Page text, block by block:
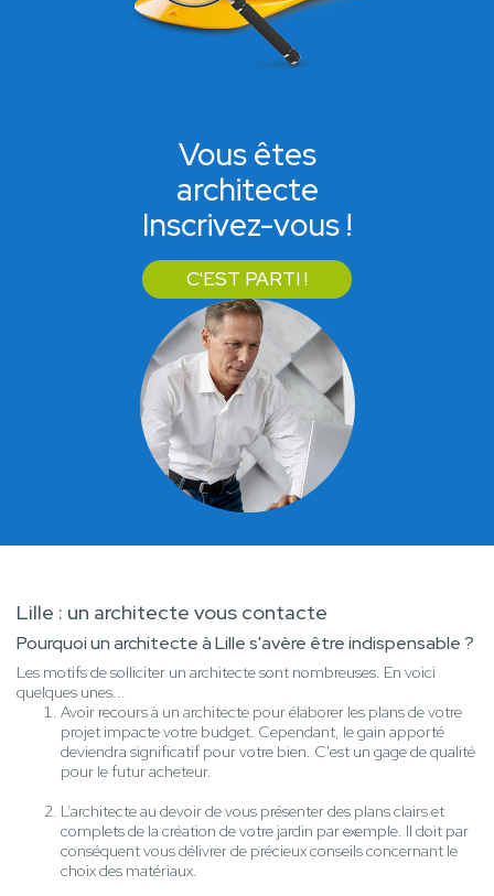
Vous êtes
architecte
Inscrivez-vous !
C'EST PARTI !
Lille : un architecte vous contacte
Pourquoi un architecte à Lille s'avère être indispensable ?
Les motifs de solliciter un architecte sont nombreuses. En voici
quelques unes...
Avoir recours à un architecte pour élaborer les plans de votre
projet impacte votre budget. Cependant, le gain apporté
deviendra significatif pour votre bien. C'est un gage de qualité
pour le futur acheteur.
L’architecte au devoir de vous présenter des plans clairs et
complets de la création de votre jardin par exemple. Il doit par
conséquent vous délivrer de précieux conseils concernant le
choix des matériaux.